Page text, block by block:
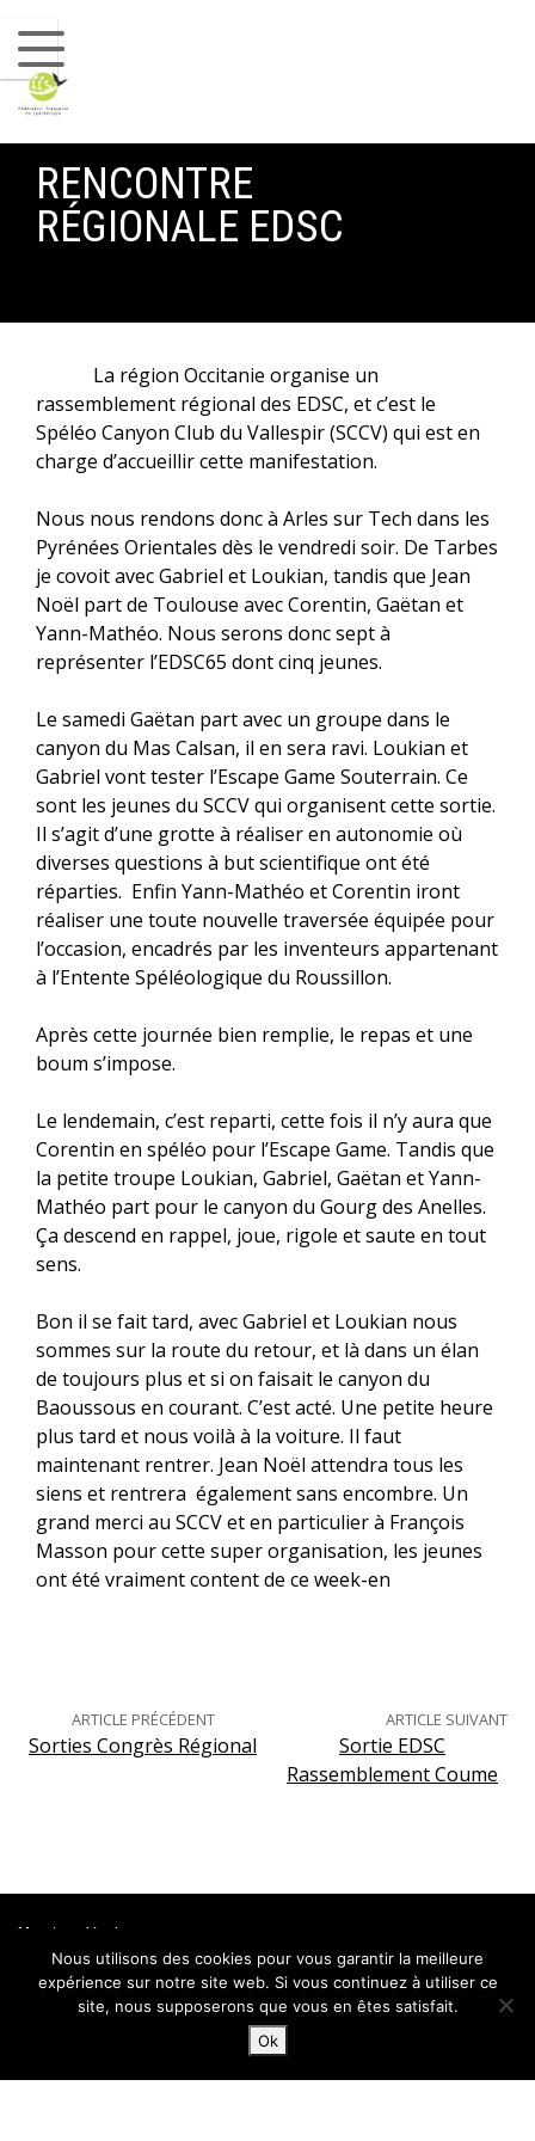
Commission Canyon
Commission SSF
Commission Scientifique
Commission Base de données/Karsteau
Commission Environnement et Biblio
CONTACTS
RENCONTRE
RÉGIONALE EDSC
La région Occitanie organise un
rassemblement régional des EDSC, et c’est le
Spéléo Canyon Club du Vallespir (SCCV) qui est en
charge d’accueillir cette manifestation.
Nous nous rendons donc à Arles sur Tech dans les
Pyrénées Orientales dès le vendredi soir. De Tarbes
je covoit avec Gabriel et Loukian, tandis que Jean
Noël part de Toulouse avec Corentin, Gaëtan et
Yann-Mathéo. Nous serons donc sept à
représenter l’EDSC65 dont cinq jeunes.
Le samedi Gaëtan part avec un groupe dans le
canyon du Mas Calsan, il en sera ravi. Loukian et
Gabriel vont tester l’Escape Game Souterrain. Ce
sont les jeunes du SCCV qui organisent cette sortie.
Il s’agit d’une grotte à réaliser en autonomie où
diverses questions à but scientifique ont été
réparties. Enfin Yann-Mathéo et Corentin iront
réaliser une toute nouvelle traversée équipée pour
l’occasion, encadrés par les inventeurs appartenant
à l’Entente Spéléologique du Roussillon.
Après cette journée bien remplie, le repas et une
boum s’impose.
Le lendemain, c’est reparti, cette fois il n’y aura que
Corentin en spéléo pour l’Escape Game. Tandis que
la petite troupe Loukian, Gabriel, Gaëtan et Yann-
Mathéo part pour le canyon du Gourg des Anelles.
Ça descend en rappel, joue, rigole et saute en tout
sens.
Bon il se fait tard, avec Gabriel et Loukian nous
sommes sur la route du retour, et là dans un élan
de toujours plus et si on faisait le canyon du
Baoussous en courant. C’est acté. Une petite heure
plus tard et nous voilà à la voiture. Il faut
maintenant rentrer. Jean Noël attendra tous les
siens et rentrera également sans encombre. Un
grand merci au SCCV et en particulier à François
Masson pour cette super organisation, les jeunes
ont été vraiment content de ce week-en
ARTICLE PRÉCÉDENT
Sorties Congrès Régional
ARTICLE SUIVANT
Sortie EDSC
Rassemblement Coume
Mentions légales
Un site Fairweb Factory
CDSC 65 Hautes-Pyrénées© 2026 - Tous droits réservés
Nous utilisons des cookies pour vous garantir la meilleure
expérience sur notre site web. Si vous continuez à utiliser ce
site, nous supposerons que vous en êtes satisfait.
Ok